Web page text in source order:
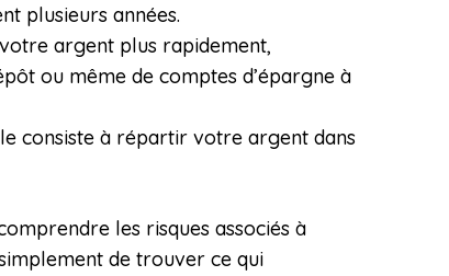
plusieurs années.
argent plus rapidement,
ou même de comptes d’épargne à
consiste à répartir votre argent dans
les risques associés à
de trouver ce qui